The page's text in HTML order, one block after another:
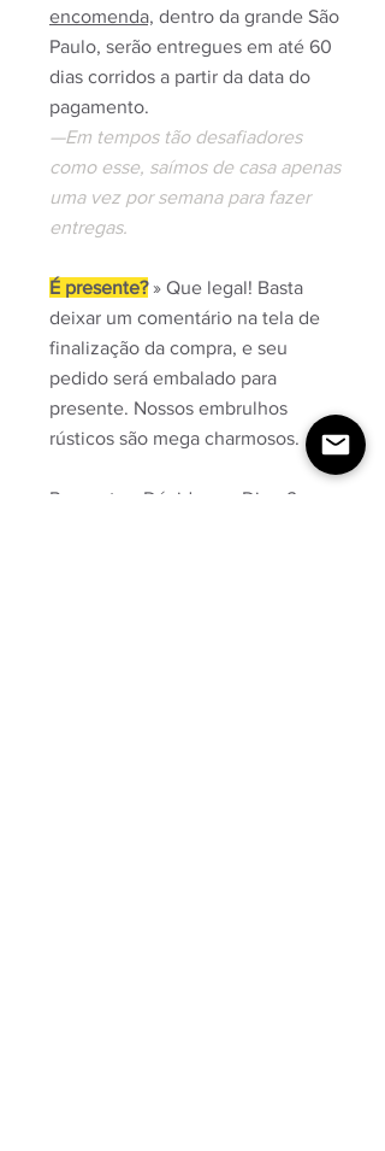
encomenda, dentro da grande São
Paulo, serão entregues em até 60
dias corridos a partir da data do
pagamento.
—Em tempos tão desafiadores
como esse, saímos de casa apenas
uma vez por semana para fazer
entregas.
É presente?» Que legal! Basta
deixar um comentário na tela de
finalização da compra, e seu
pedido será embalado para
presente. Nossos embrulhos
rústicos são mega charmosos.
Perguntas, Dúvidas ou Dicas?